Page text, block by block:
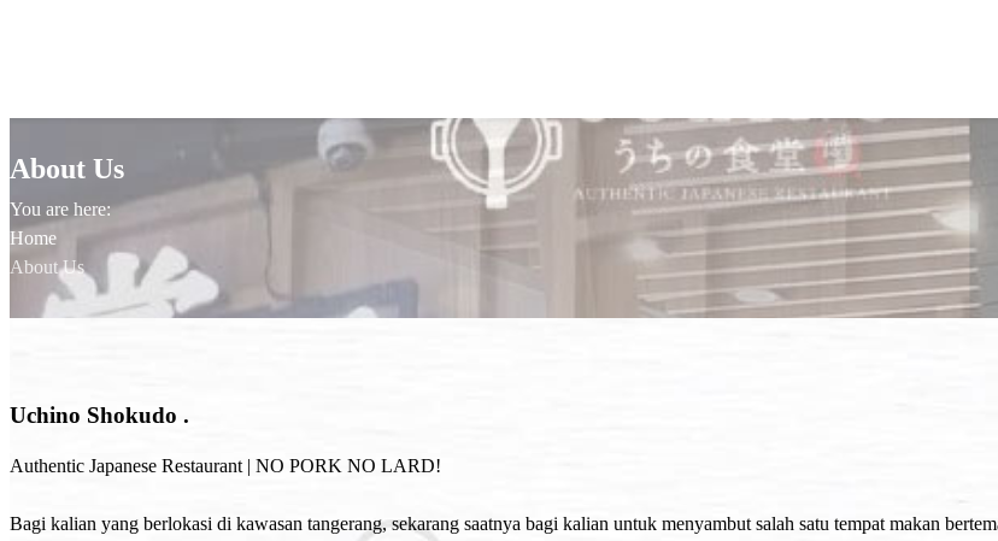
About Us
You are here:
Home
About Us
Uchino Shokudo .
Authentic Japanese Restaurant | NO PORK NO LARD!
Bagi kalian yang berlokasi di kawasan tangerang, sekarang saatnya bagi kalian untuk menyambut salah satu tempat makan